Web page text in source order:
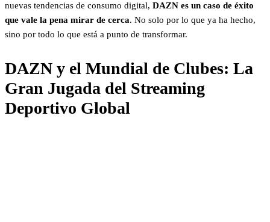
nuevas tendencias de consumo digital, DAZN es un caso de éxito
que vale la pena mirar de cerca. No solo por lo que ya ha hecho,
sino por todo lo que está a punto de transformar.
DAZN y el Mundial de Clubes: La
Gran Jugada del Streaming
Deportivo Global